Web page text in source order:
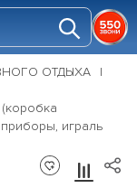
ОТДЫХА
играль